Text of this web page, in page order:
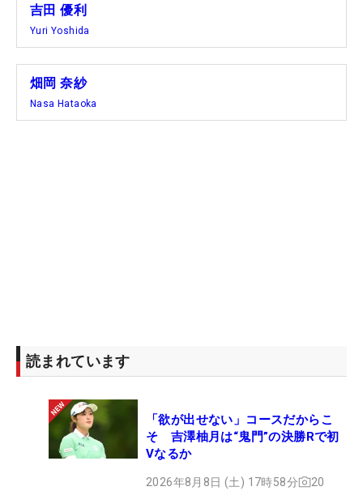
吉田 優利
Yuri Yoshida
畑岡 奈紗
Nasa Hataoka
読まれています
「欲が出せない」コースだからこ
そ 吉澤柚月は“鬼門”の決勝Rで初
Vなるか
2026年8月8日 (土) 17時58分 20